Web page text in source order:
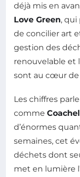
déjà mis en
Love Green, qui
de concilier art
gestion des
renouvelable et
sont au cœur
Les chiffres
comme
d’énormes
semaines, cet
déchets dont
met en lumière